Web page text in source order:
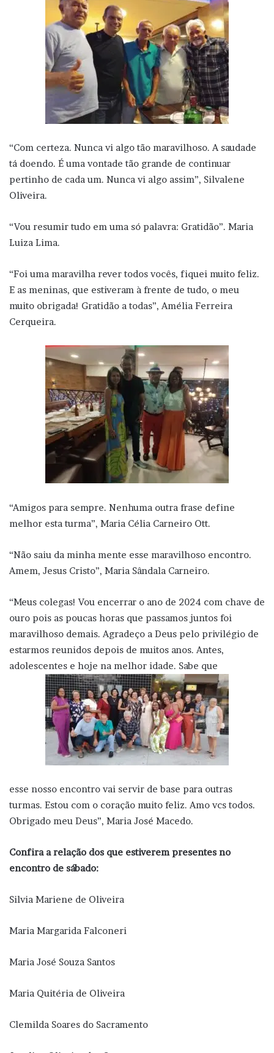
“Com certeza. Nunca vi algo tão maravilhoso. A saudade
tá doendo. É uma vontade tão grande de continuar
pertinho de cada um. Nunca vi algo assim”, Silvalene
Oliveira.
“Vou resumir tudo em uma só palavra: Gratidão”. Maria
Luiza Lima.
“Foi uma maravilha rever todos vocês, fiquei muito feliz.
E as meninas, que estiveram à frente de tudo, o meu
muito obrigada! Gratidão a todas”, Amélia Ferreira
Cerqueira.
“Amigos para sempre. Nenhuma outra frase define
melhor esta turma”, Maria Célia Carneiro Ott.
“Não saiu da minha mente esse maravilhoso encontro.
Amem, Jesus Cristo”, Maria Sândala Carneiro.
“Meus colegas! Vou encerrar o ano de 2024 com chave de
ouro pois as poucas horas que passamos juntos foi
maravilhoso demais. Agradeço a Deus pelo privilégio de
estarmos reunidos depois de muitos anos. Antes,
adolescentes e hoje na melhor idade. Sabe que
esse nosso encontro vai servir de base para outras
turmas. Estou com o coração muito feliz. Amo vcs todos.
Obrigado meu Deus”, Maria José Macedo.
Confira a relação dos que estiverem presentes no
encontro de sábado:
Silvia Mariene de Oliveira
Maria Margarida Falconeri
Maria José Souza Santos
Maria Quitéria de Oliveira
Clemilda Soares do Sacramento